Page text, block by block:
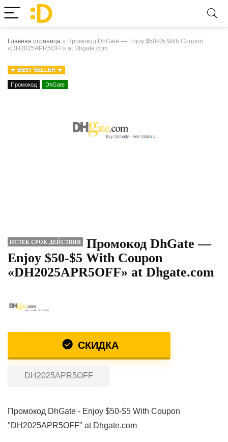
Главная страница » Промокод DhGate — Enjoy $50-$5 With Coupon
«DH2025APR5OFF» at Dhgate.com
BEST SELLER
Промокод DhGate
ИСТЕК СРОК ДЕЙСТВИЯ
Промокод DhGate —
Enjoy $50-$5 With Coupon
«DH2025APR5OFF» at Dhgate.com
СКИДКА
DH2025APR5OFF
Промокод DhGate - Enjoy $50-$5 With Coupon
"DH2025APR5OFF" at Dhgate.com